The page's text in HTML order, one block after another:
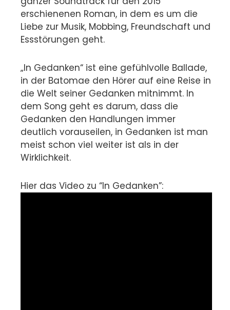
erschienenen Roman, in dem es um die
Liebe zur Musik, Mobbing, Freundschaft und
Essstörungen geht.
„In Gedanken“ ist eine gefühlvolle Ballade,
in der Batomae den Hörer auf eine Reise in
die Welt seiner Gedanken mitnimmt. In
dem Song geht es darum, dass die
Gedanken den Handlungen immer
deutlich vorauseilen, in Gedanken ist man
meist schon viel weiter ist als in der
Wirklichkeit.
Hier das Video zu “In Gedanken”: